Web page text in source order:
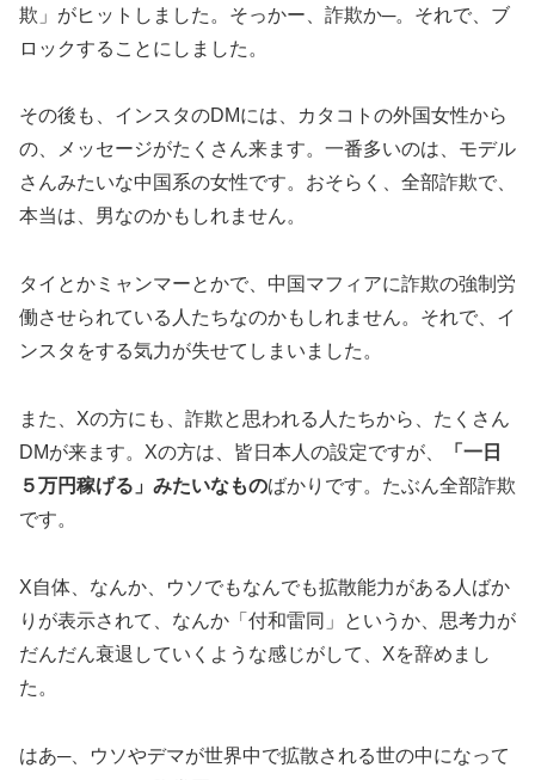
欺」がヒットしました。そっかー、詐欺か─。それで、ブ
ロックすることにしました。
その後も、インスタのDMには、カタコトの外国女性から
の、メッセージがたくさん来ます。一番多いのは、モデル
さんみたいな中国系の女性です。おそらく、全部詐欺で、
本当は、男なのかもしれません。
タイとかミャンマーとかで、中国マフィアに詐欺の強制労
働させられている人たちなのかもしれません。それで、イ
ンスタをする気力が失せてしまいました。
また、Xの方にも、詐欺と思われる人たちから、たくさん
DMが来ます。Xの方は、皆日本人の設定ですが、
「一日
５万円稼げる」みたいなものばかりです。たぶん全部詐欺
です。
X自体、なんか、ウソでもなんでも拡散能力がある人ばか
りが表示されて、なんか「付和雷同」というか、思考力が
だんだん衰退していくような感じがして、Xを辞めまし
た。
はあ─、ウソやデマが世界中で拡散される世の中になって